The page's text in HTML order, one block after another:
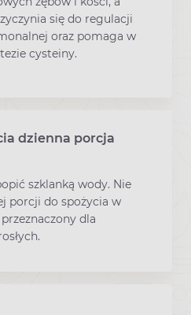
się do regulacji
oraz pomaga w
cysteiny.
dzienna porcja
szklanką wody. Nie
porcji do spożycia w
dla